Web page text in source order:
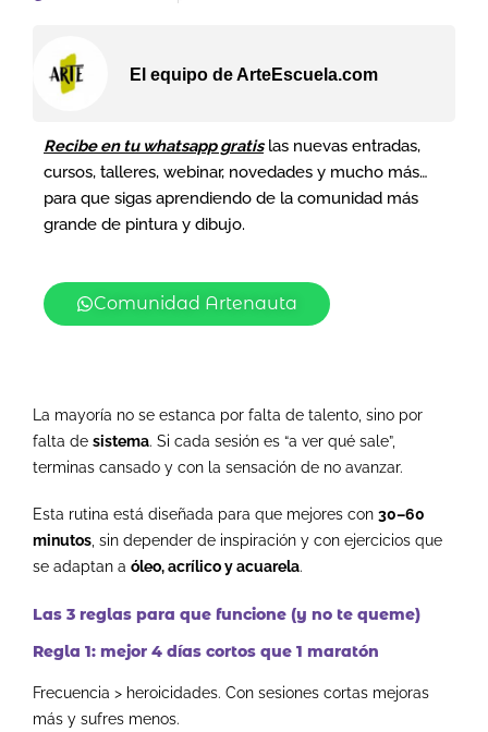
El equipo de ArteEscuela.com
Recibe en tu whatsapp gratislas nuevas entradas,
cursos, talleres, webinar, novedades y mucho más…
para que sigas aprendiendo de la comunidad más
grande de pintura y dibujo.
Comunidad Artenauta
La mayoría no se estanca por falta de talento, sino por
falta de sistema. Si cada sesión es “a ver qué sale”,
terminas cansado y con la sensación de no avanzar.
Esta rutina está diseñada para que mejores con 30–60
minutos , sin depender de inspiración y con ejercicios que
se adaptan a óleo, acrílico y acuarela.
Las 3 reglas para que funcione (y no te queme)
Regla 1: mejor 4 días cortos que 1 maratón
Frecuencia > heroicidades. Con sesiones cortas mejoras
más y sufres menos.